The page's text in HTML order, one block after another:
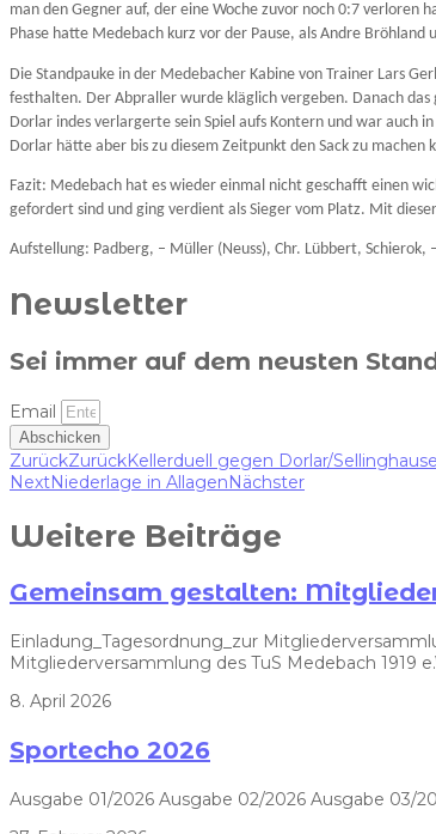
man den Gegner auf, der eine Woche zuvor noch 0:7 verloren
Phase hatte Medebach kurz vor der Pause, als Andre
Die Standpauke in der Medebacher Kabine von Trainer Lars
festhalten. Der Abpraller wurde kläglich vergeben. Danach das
Dorlar indes verlargerte sein Spiel aufs Kontern und war auch
Dorlar hätte aber bis zu diesem Zeitpunkt den Sack zu
Fazit: Medebach hat es wieder einmal nicht geschafft einen
gefordert sind und ging verdient als Sieger vom Platz. Mit
Aufstellung: Padberg, – Müller (Neuss), Chr. Lübbert,
Newsletter
Sei immer auf dem neusten
Email
Abschicken
ZurückZurückKellerduell gegen Dorlar/
NextNiederlage in AllagenNächster
Weitere Beiträge
Gemeinsam gestalten:
Einladung_Tagesordnung_zur
Mitgliederversammlung des TuS Medebach 1919
8. April 2026
Sportecho 2026
Ausgabe 01/2026 Ausgabe 02/2026 Ausgabe 03/